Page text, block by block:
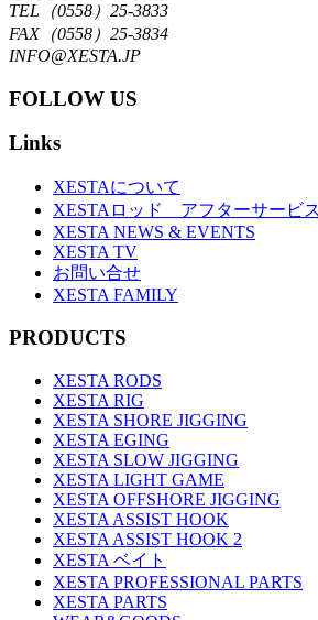
TEL（0558）25-3833
FAX（0558）25-3834
INFO@XESTA.JP
FOLLOW US
Links
XESTAについて
XESTAロッド アフターサービ
XESTA NEWS & EVENTS
XESTA TV
お問い合せ
XESTA FAMILY
PRODUCTS
XESTA RODS
XESTA RIG
XESTA SHORE JIGGING
XESTA EGING
XESTA SLOW JIGGING
XESTA LIGHT GAME
XESTA OFFSHORE JIGGING
XESTA ASSIST HOOK
XESTA ASSIST HOOK 2
XESTA ベイト
XESTA PROFESSIONAL PARTS
XESTA PARTS